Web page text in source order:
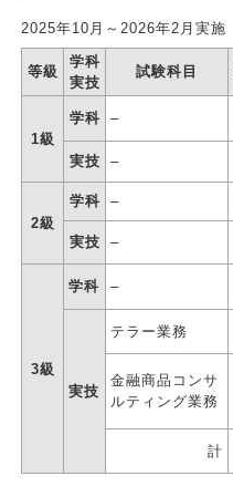
2025年10月～2026年2月実施
等級
学科
実技
試験科目
1級
学科 –
実技 –
2級
学科 –
実技 –
3級
学科 –
実技
テラー業務
金融商品コンサ
ルティング業務
計